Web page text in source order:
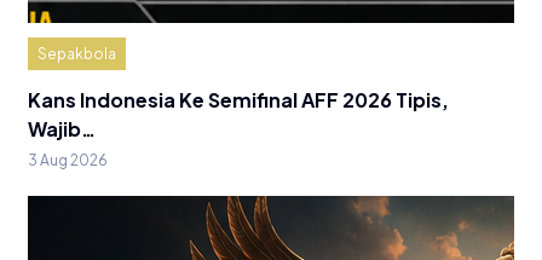
Sepakbola
Kans Indonesia Ke Semifinal AFF 2026 Tipis,
Wajib…
3 Aug 2026